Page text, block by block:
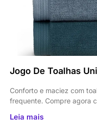
Jogo De Toalhas
Conforto e maciez com
frequente. Compre agora
Leia mais